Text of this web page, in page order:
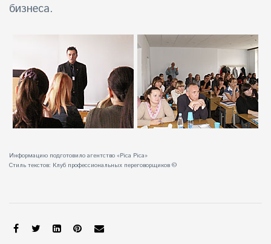
бизнеса.
Информацию подготовило агентство «Pica Pica»
Стиль текстов: Клуб профессиональных переговорщиков ©
SHARE: